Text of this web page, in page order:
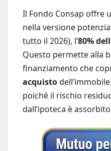
Il Fondo Consap offre
nella versione
tutto il 2026), l’80%
Questo permette alla
finanziamento che
acquisto
poiché il rischio
dall’ipoteca è